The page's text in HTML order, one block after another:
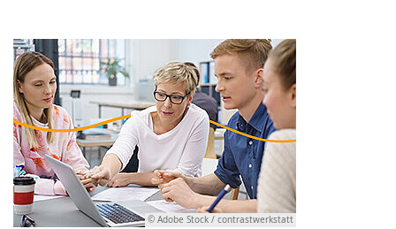
© Adobe Stock / contrastwerkstatt